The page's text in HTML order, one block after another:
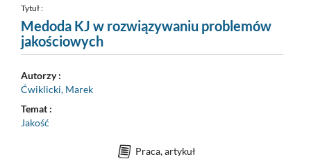
nr
1
Tytuł :
Medoda KJ w rozwiązywaniu problemów
jakościowych
Autorzy :
Ćwiklicki, Marek
Temat :
Jakość
Praca, artykuł